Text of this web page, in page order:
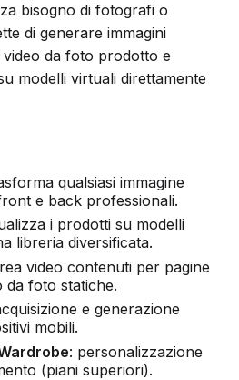
bisogno di fotografi o
di generare immagini
da foto prodotto e
modelli virtuali direttamente
qualsiasi immagine
e back professionali.
i prodotti su modelli
libreria diversificata.
video contenuti per pagine
foto statiche.
e generazione
mobili.
: personalizzazione
(piani superiori).